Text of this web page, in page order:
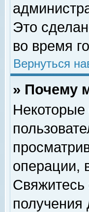
Это
во время
Вернуться
» Почему
операции,